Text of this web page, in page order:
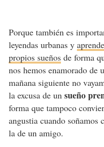
Porque también es
leyendas urbanas y
propios sueñosde forma
nos hemos enamorado de
mañana siguiente no
la excusa de un sueño
forma que tampoco
angustia cuando
la de un amigo.